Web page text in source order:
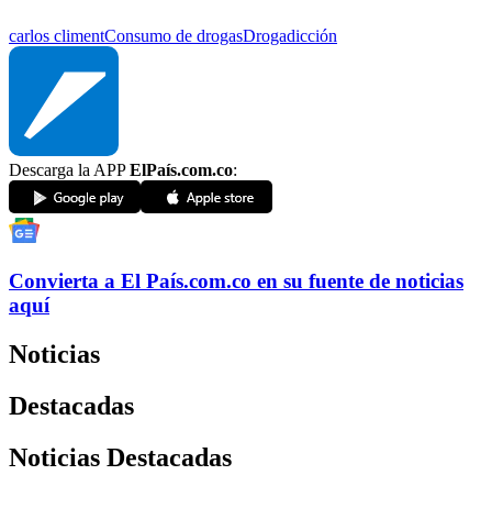
carlos climentConsumo de drogasDrogadicción
Descarga la APPElPaís.com.co:
Convierta a El País.com.co en su fuente de noticias
aquí
Noticias
Destacadas
Noticias Destacadas